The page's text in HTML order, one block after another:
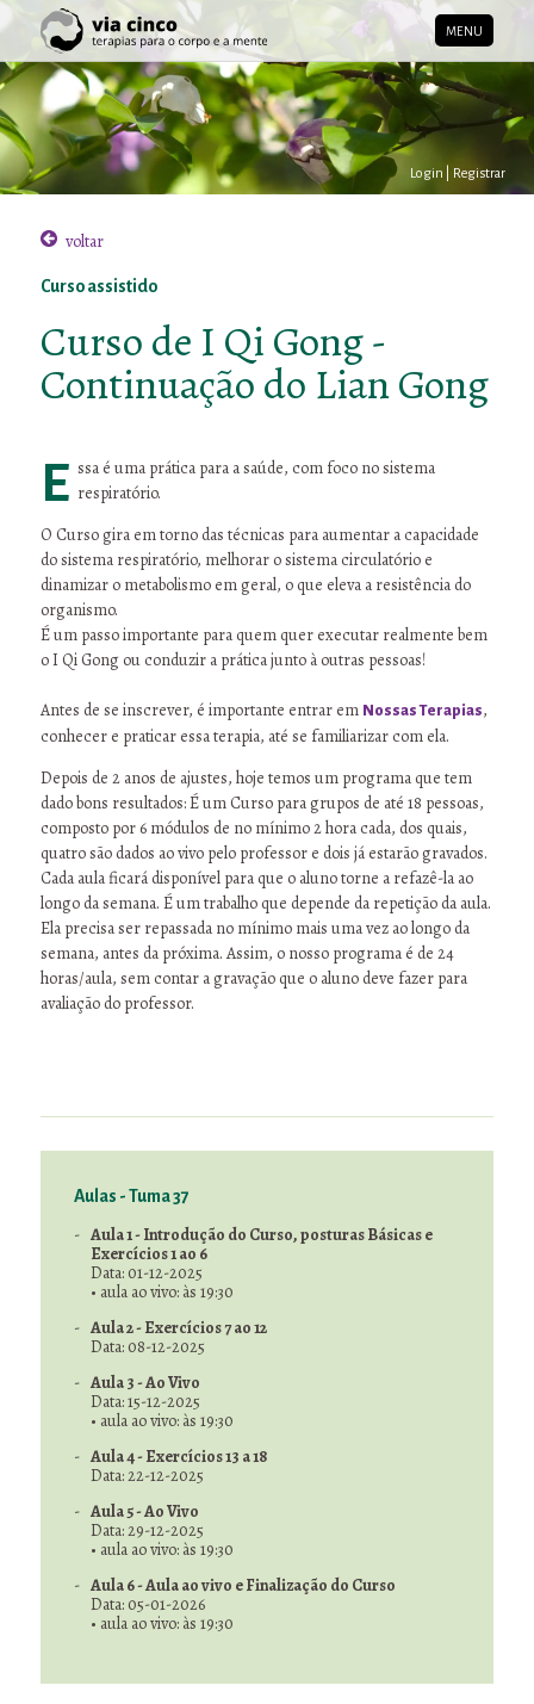
MENU
Login Registrar
voltar
Curso assistido
Curso de I Qi Gong -
Continuação do Lian Gong
Essa é uma prática para a saúde, com foco no sistema respiratório.
O Curso gira em torno das técnicas para aumentar a capacidade
do sistema respiratório, melhorar o sistema circulatório e
dinamizar o metabolismo em geral, o que eleva a resistência do
organismo.
É um passo importante para quem quer executar realmente bem
o I Qi Gong ou conduzir a prática junto à outras pessoas!
Antes de se inscrever, é importante entrar em Nossas Terapias,
conhecer e praticar essa terapia, até se familiarizar com ela.
Depois de 2 anos de ajustes, hoje temos um programa que tem
dado bons resultados: É um Curso para grupos de até 18 pessoas,
composto por 6 módulos de no mínimo 2 hora cada, dos quais,
quatro são dados ao vivo pelo professor e dois já estarão gravados.
Cada aula ficará disponível para que o aluno torne a refazê-la ao
longo da semana. É um trabalho que depende da repetição da aula.
Ela precisa ser repassada no mínimo mais uma vez ao longo da
semana, antes da próxima. Assim, o nosso programa é de 24
horas/aula, sem contar a gravação que o aluno deve fazer para
avaliação do professor.
Aulas - Tuma 37
Aula 1 - Introdução do Curso, posturas Básicas e
Exercícios 1 ao 6
Data: 01-12-2025
• aula ao vivo: às 19:30
Aula 2 - Exercícios 7 ao 12
Data: 08-12-2025
Aula 3 - Ao Vivo
Data: 15-12-2025
• aula ao vivo: às 19:30
Aula 4 - Exercícios 13 a 18
Data: 22-12-2025
Aula 5 - Ao Vivo
Data: 29-12-2025
• aula ao vivo: às 19:30
Aula 6 - Aula ao vivo e Finalização do Curso
Data: 05-01-2026
• aula ao vivo: às 19:30